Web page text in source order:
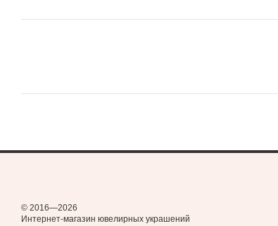
© 2016—2026
Интернет-магазин ювелирных украшений